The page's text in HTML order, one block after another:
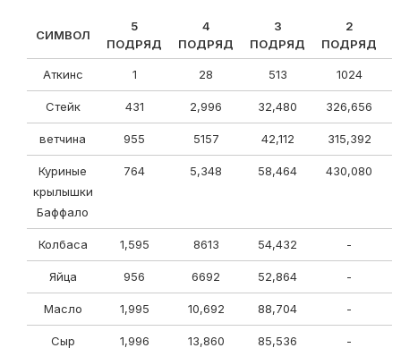
СИМВОЛ
5
ПОДРЯД
4
ПОДРЯД
3
ПОДРЯД
2
ПОДРЯД
Аткинс 1 28 513 1024
Стейк 431 2,996 32,480 326,656
ветчина 955 5157 42,112 315,392
Куриные
крылышки
Баффало
764 5,348 58,464 430,080
Колбаса 1,595 8613 54,432 -
Яйца 956 6692 52,864 -
Масло 1,995 10,692 88,704 -
Сыр 1,996 13,860 85,536 -